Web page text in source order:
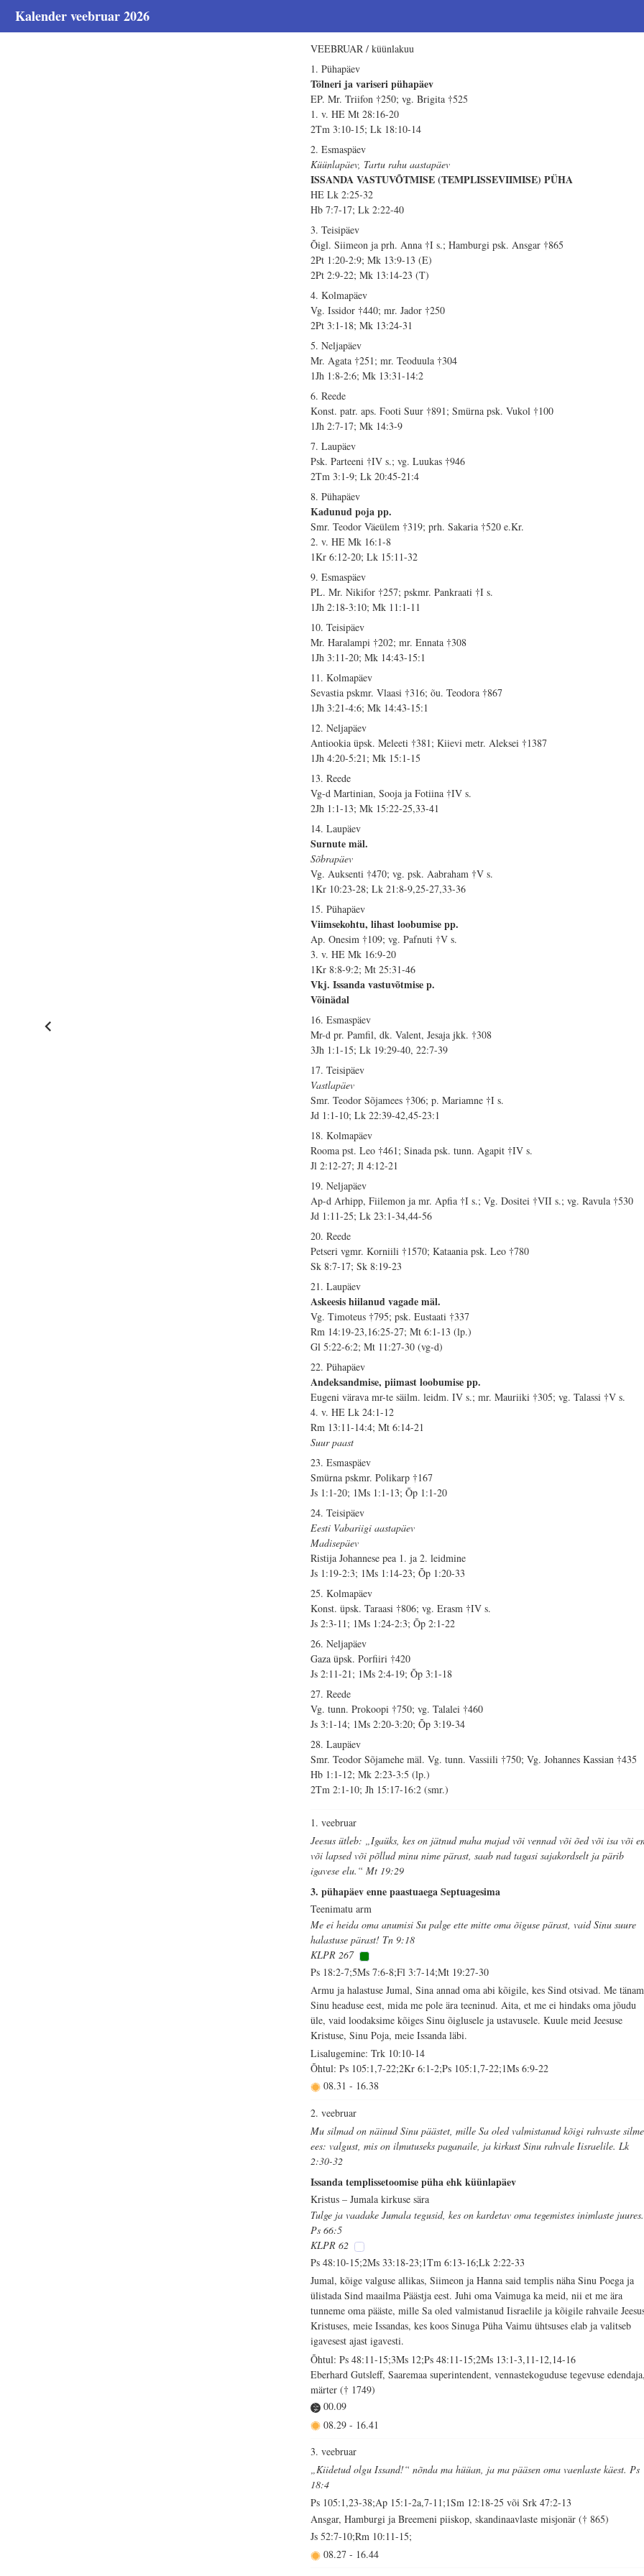
Kalender veebruar 2026
VEEBRUAR / küünlakuu
1. Pühapäev
Tölneri ja variseri pühapäev
EP. Mr. Triifon †250; vg. Brigita †525
1. v. HE Mt 28:16-20
2Tm 3:10-15; Lk 18:10-14
2. Esmaspäev
Küünlapäev, Tartu rahu aastapäev
ISSANDA VASTUVÕTMISE (TEMPLISSEVIIMISE) PÜHA
HE Lk 2:25-32
Hb 7:7-17; Lk 2:22-40
3. Teisipäev
Õigl. Siimeon ja prh. Anna †I s.; Hamburgi psk. Ansgar †865
2Pt 1:20-2:9; Mk 13:9-13 (E)
2Pt 2:9-22; Mk 13:14-23 (T)
4. Kolmapäev
Vg. Issidor †440; mr. Jador †250
2Pt 3:1-18; Mk 13:24-31
5. Neljapäev
Mr. Agata †251; mr. Teoduula †304
1Jh 1:8-2:6; Mk 13:31-14:2
6. Reede
Konst. patr. aps. Footi Suur †891; Smürna psk. Vukol †100
1Jh 2:7-17; Mk 14:3-9
7. Laupäev
Psk. Parteeni †IV s.; vg. Luukas †946
2Tm 3:1-9; Lk 20:45-21:4
8. Pühapäev
Kadunud poja pp.
Smr. Teodor Väeülem †319; prh. Sakaria †520 e.Kr.
2. v. HE Mk 16:1-8
1Kr 6:12-20; Lk 15:11-32
9. Esmaspäev
PL. Mr. Nikifor †257; pskmr. Pankraati †I s.
1Jh 2:18-3:10; Mk 11:1-11
10. Teisipäev
Mr. Haralampi †202; mr. Ennata †308
1Jh 3:11-20; Mk 14:43-15:1
11. Kolmapäev
Sevastia pskmr. Vlaasi †316; õu. Teodora †867
1Jh 3:21-4:6; Mk 14:43-15:1
12. Neljapäev
Antiookia üpsk. Meleeti †381; Kiievi metr. Aleksei †1387
1Jh 4:20-5:21; Mk 15:1-15
13. Reede
Vg-d Martinian, Sooja ja Fotiina †IV s.
2Jh 1:1-13; Mk 15:22-25,33-41
14. Laupäev
Surnute mäl.
Sõbrapäev
Vg. Auksenti †470; vg. psk. Aabraham †V s.
1Kr 10:23-28; Lk 21:8-9,25-27,33-36
15. Pühapäev
Viimsekohtu, lihast loobumise pp.
Ap. Onesim †109; vg. Pafnuti †V s.
3. v. HE Mk 16:9-20
1Kr 8:8-9:2; Mt 25:31-46
Vkj. Issanda vastuvõtmise p.
Võinädal
16. Esmaspäev
Mr-d pr. Pamfil, dk. Valent, Jesaja jkk. †308
3Jh 1:1-15; Lk 19:29-40, 22:7-39
17. Teisipäev
Vastlapäev
Smr. Teodor Sõjamees †306; p. Mariamne †I s.
Jd 1:1-10; Lk 22:39-42,45-23:1
18. Kolmapäev
Rooma pst. Leo †461; Sinada psk. tunn. Agapit †IV s.
Jl 2:12-27; Jl 4:12-21
19. Neljapäev
Ap-d Arhipp, Fiilemon ja mr. Apfia †I s.; Vg. Dositei †VII s.; vg. Ravula †530
Jd 1:11-25; Lk 23:1-34,44-56
20. Reede
Petseri vgmr. Korniili †1570; Kataania psk. Leo †780
Sk 8:7-17; Sk 8:19-23
21. Laupäev
Askeesis hiilanud vagade mäl.
Vg. Timoteus †795; psk. Eustaati †337
Rm 14:19-23,16:25-27; Mt 6:1-13 (lp.)
Gl 5:22-6:2; Mt 11:27-30 (vg-d)
22. Pühapäev
Andeksandmise, piimast loobumise pp.
Eugeni värava mr-te säilm. leidm. IV s.; mr. Mauriiki †305; vg. Talassi †V s.
4. v. HE Lk 24:1-12
Rm 13:11-14:4; Mt 6:14-21
Suur paast
23. Esmaspäev
Smürna pskmr. Polikarp †167
Js 1:1-20; 1Ms 1:1-13; Õp 1:1-20
24. Teisipäev
Eesti Vabariigi aastapäev
Madisepäev
Ristija Johannese pea 1. ja 2. leidmine
Js 1:19-2:3; 1Ms 1:14-23; Õp 1:20-33
25. Kolmapäev
Konst. üpsk. Taraasi †806; vg. Erasm †IV s.
Js 2:3-11; 1Ms 1:24-2:3; Õp 2:1-22
26. Neljapäev
Gaza üpsk. Porfiiri †420
Js 2:11-21; 1Ms 2:4-19; Õp 3:1-18
27. Reede
Vg. tunn. Prokoopi †750; vg. Talalei †460
Js 3:1-14; 1Ms 2:20-3:20; Õp 3:19-34
28. Laupäev
Smr. Teodor Sõjamehe mäl. Vg. tunn. Vassiili †750; Vg. Johannes Kassian †435
Hb 1:1-12; Mk 2:23-3:5 (lp.)
2Tm 2:1-10; Jh 15:17-16:2 (smr.)
1. veebruar
Jeesus ütleb: „Igaüks, kes on jätnud maha majad või vennad või õed või isa või
või lapsed või põllud minu nime pärast, saab nad tagasi sajakordselt ja pärib
igavese elu.“ Mt 19:29
3. pühapäev enne paastuaega Septuagesima
Teenimatu arm
Me ei heida oma anumisi Su palge ette mitte oma õiguse pärast, vaid Sinu suure
halastuse pärast! Tn 9:18
KLPR 267
Ps 18:2-7;5Ms 7:6-8;Fl 3:7-14;Mt 19:27-30
Armu ja halastuse Jumal, Sina annad oma abi kõigile, kes Sind otsivad. Me
Sinu headuse eest, mida me pole ära teeninud. Aita, et me ei hindaks oma jõudu
üle, vaid loodaksime kõiges Sinu õiglusele ja ustavusele. Kuule meid Jeesuse
Kristuse, Sinu Poja, meie Issanda läbi.
Lisalugemine: Trk 10:10-14
Õhtul: Ps 105:1,7-22;2Kr 6:1-2;Ps 105:1,7-22;1Ms 6:9-22
08.31- 16.38
2. veebruar
Mu silmad on näinud Sinu päästet, mille Sa oled valmistanud kõigi rahvaste silme
ees: valgust, mis on ilmutuseks paganaile, ja kirkust Sinu rahvale Iisraelile. Lk
2:30-32
Issanda templissetoomise püha ehk küünlapäev
Kristus – Jumala kirkuse sära
Tulge ja vaadake Jumala tegusid, kes on kardetav oma tegemistes inimlaste juures.
Ps 66:5
KLPR 62
Ps 48:10-15;2Ms 33:18-23;1Tm 6:13-16;Lk 2:22-33
Jumal, kõige valguse allikas, Siimeon ja Hanna said templis näha Sinu Poega ja
ülistada Sind maailma Päästja eest. Juhi oma Vaimuga ka meid, nii et me ära
tunneme oma pääste, mille Sa oled valmistanud Iisraelile ja kõigile rahvaile
Kristuses, meie Issandas, kes koos Sinuga Püha Vaimu ühtsuses elab ja valitseb
igavesest ajast igavesti.
Õhtul: Ps 48:11-15;3Ms 12;Ps 48:11-15;2Ms 13:1-3,11-12,14-16
Eberhard Gutsleff, Saaremaa superintendent, vennastekoguduse tegevuse
märter († 1749)
00.09
08.29- 16.41
3. veebruar
„Kiidetud olgu Issand!“ nõnda ma hüüan, ja ma pääsen oma vaenlaste käest. Ps
18:4
Ps 105:1,23-38;Ap 15:1-2a,7-11;1Sm 12:18-25 või Srk 47:2-13
Ansgar, Hamburgi ja Breemeni piiskop, skandinaavlaste misjonär († 865)
Js 52:7-10;Rm 10:11-15;
08.27- 16.44